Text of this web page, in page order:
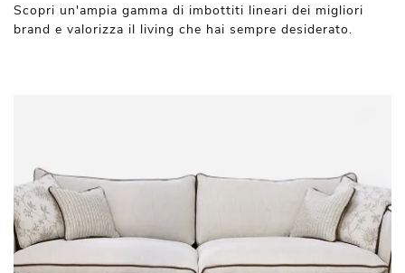
Scopri un'ampia gamma di imbottiti lineari dei migliori
brand e valorizza il living che hai sempre desiderato.